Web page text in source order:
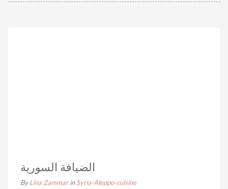
الضيافة السورية
ByLina ZammarinSyria-Aleppo-cuisine